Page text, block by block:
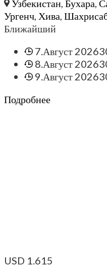
Узбекистан,Бухара,
Ургенч, Хива,
Ближайший
7.Август 2026
8.Август 2026
9.Август 2026
Подробнее
USD 1.615